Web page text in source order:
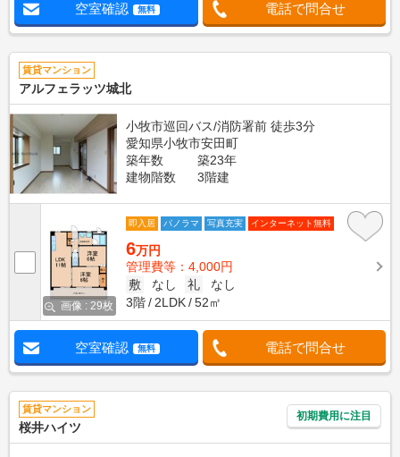
空室確認 無料 電話で問合せ
賃貸マンション
アルフェラッツ城北
小牧市巡回バス/消防署前 徒歩3分
愛知県小牧市安田町
築年数
築23年
建物階数
3階建
画像 : 29枚
即入居 パノラマ 写真充実 インターネット無料
6万円
管理費等：4,000円
敷
なし 礼
なし
3階
2LDK 52㎡
空室確認 無料 電話で問合せ
賃貸マンション
桜井ハイツ
初期費用に注目